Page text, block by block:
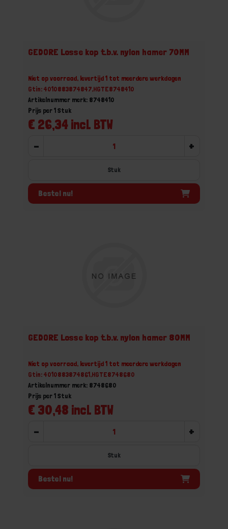
GEDORE Losse kop t.b.v. nylon hamer 70MM
Niet op voorraad, levertijd 1 tot meerdere werkdagen
Gtin: 4010883874847,HGTE8748410
Artikelnummer merk: 8748410
€ 26,34 incl. BTW
Prijs per 1 Stuk
- +
Stuk
Bestel nu!
GEDORE Losse kop t.b.v. nylon hamer 80MM
Niet op voorraad, levertijd 1 tot meerdere werkdagen
Gtin: 4010883874861,HGTE8748680
Artikelnummer merk: 8748680
€ 30,48 incl. BTW
Prijs per 1 Stuk
- +
Stuk
Bestel nu!